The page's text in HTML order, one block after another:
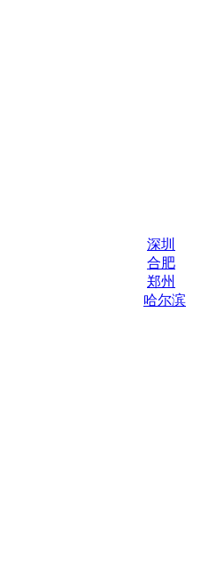
深圳
合肥
郑州
哈尔滨